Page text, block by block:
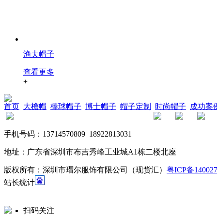
渔夫帽子
查看更多
+
首页 大檐帽 棒球帽子 博士帽子 帽子定制 时尚帽子 成功案
手机号码：13714570809 18922813031
地址：广东省深圳市布吉秀峰工业城A1栋二楼北座
版权所有：深圳市瑁尔服饰有限公司（现货汇） 粤ICP备
站长统计
扫码关注